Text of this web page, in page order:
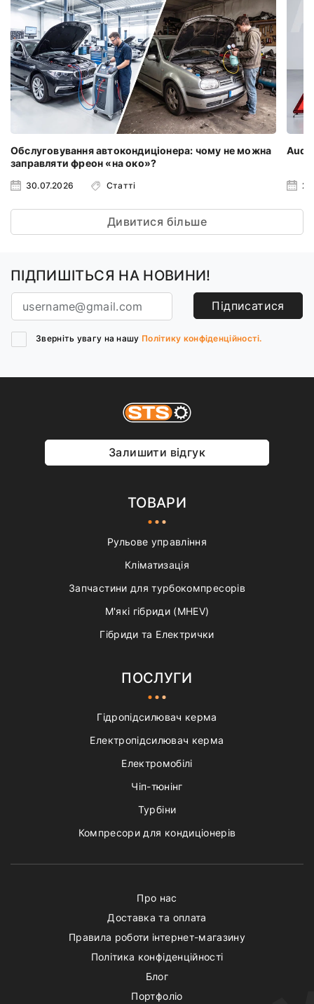
Обслуговування автокондиціонера: чому не можна
заправляти фреон «на око»?
30.07.2026 Статті
Audi
Дивитися більше
ПІДПИШІТЬСЯ НА НОВИНИ!
Підписатися
Зверніть увагу на нашу Політику конфіденційності.
Залишити відгук
ТОВАРИ
Рульове управління
Кліматизація
Запчастини для турбокомпресорів
М'які гібриди (MHEV)
Гібриди та Електрички
ПОСЛУГИ
Гідропідсилювач керма
Електропідсилювач керма
Електромобілі
Чіп-тюнінг
Турбіни
Компресори для кондиціонерів
Про нас
Доставка та оплата
Правила роботи інтернет-магазину
Політика конфіденційності
Блог
Портфоліо